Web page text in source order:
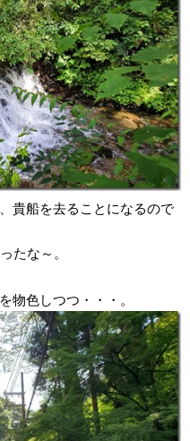
貴船を去ることになるので
たな～。
物色しつつ・・・。